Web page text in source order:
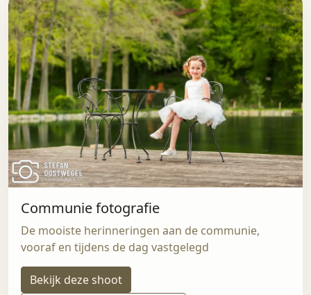
Communie fotografie
De mooiste herinneringen aan de communie,
vooraf en tijdens de dag vastgelegd
Bekijk deze shoot